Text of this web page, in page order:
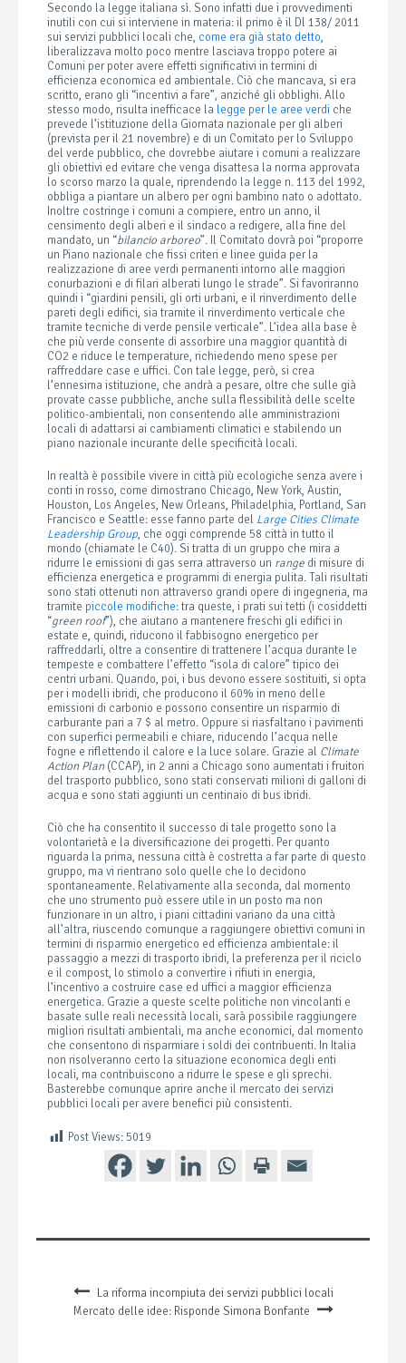
Secondo la legge italiana sì. Sono infatti due i provvedimenti
inutili con cui si interviene in materia: il primo è il Dl 138/ 2011
sui servizi pubblici locali che, come era già stato detto,
liberalizzava molto poco mentre lasciava troppo potere ai
Comuni per poter avere effetti significativi in termini di
efficienza economica ed ambientale. Ciò che mancava, si era
scritto, erano gli “incentivi a fare”, anziché gli obblighi. Allo
stesso modo, risulta inefficace la legge per le aree verdi che
prevede l’istituzione della Giornata nazionale per gli alberi
(prevista per il 21 novembre) e di un Comitato per lo Sviluppo
del verde pubblico, che dovrebbe aiutare i comuni a realizzare
gli obiettivi ed evitare che venga disattesa la norma approvata
lo scorso marzo la quale, riprendendo la legge n. 113 del 1992,
obbliga a piantare un albero per ogni bambino nato o adottato.
Inoltre costringe i comuni a compiere, entro un anno, il
censimento degli alberi e il sindaco a redigere, alla fine del
mandato, un “bilancio arboreo”. Il Comitato dovrà poi “proporre
un Piano nazionale che fissi criteri e linee guida per la
realizzazione di aree verdi permanenti intorno alle maggiori
conurbazioni e di filari alberati lungo le strade”. Si favoriranno
quindi i “giardini pensili, gli orti urbani, e il rinverdimento delle
pareti degli edifici, sia tramite il rinverdimento verticale che
tramite tecniche di verde pensile verticale”. L’idea alla base è
che più verde consente di assorbire una maggior quantità di
CO2 e riduce le temperature, richiedendo meno spese per
raffreddare case e uffici. Con tale legge, però, si crea
l’ennesima istituzione, che andrà a pesare, oltre che sulle già
provate casse pubbliche, anche sulla flessibilità delle scelte
politico-ambientali, non consentendo alle amministrazioni
locali di adattarsi ai cambiamenti climatici e stabilendo un
piano nazionale incurante delle specificità locali.
In realtà è possibile vivere in città più ecologiche senza avere i
conti in rosso, come dimostrano Chicago, New York, Austin,
Houston, Los Angeles, New Orleans, Philadelphia, Portland, San
Francisco e Seattle: esse fanno parte del Large Cities Climate
Leadership Group, che oggi comprende 58 città in tutto il
mondo (chiamate le C40). Si tratta di un gruppo che mira a
ridurre le emissioni di gas serra attraverso un range di misure di
efficienza energetica e programmi di energia pulita. Tali risultati
sono stati ottenuti non attraverso grandi opere di ingegneria, ma
tramite piccole modifiche: tra queste, i prati sui tetti (i cosiddetti
“green roof”), che aiutano a mantenere freschi gli edifici in
estate e, quindi, riducono il fabbisogno energetico per
raffreddarli, oltre a consentire di trattenere l’acqua durante le
tempeste e combattere l’effetto “isola di calore” tipico dei
centri urbani. Quando, poi, i bus devono essere sostituiti, si opta
per i modelli ibridi, che producono il 60% in meno delle
emissioni di carbonio e possono consentire un risparmio di
carburante pari a 7 $ al metro. Oppure si riasfaltano i pavimenti
con superfici permeabili e chiare, riducendo l’acqua nelle
fogne e riflettendo il calore e la luce solare. Grazie al Climate
Action Plan(CCAP), in 2 anni a Chicago sono aumentati i fruitori
del trasporto pubblico, sono stati conservati milioni di galloni di
acqua e sono stati aggiunti un centinaio di bus ibridi.
Ciò che ha consentito il successo di tale progetto sono la
volontarietà e la diversificazione dei progetti. Per quanto
riguarda la prima, nessuna città è costretta a far parte di questo
gruppo, ma vi rientrano solo quelle che lo decidono
spontaneamente. Relativamente alla seconda, dal momento
che uno strumento può essere utile in un posto ma non
funzionare in un altro, i piani cittadini variano da una città
all’altra, riuscendo comunque a raggiungere obiettivi comuni in
termini di risparmio energetico ed efficienza ambientale: il
passaggio a mezzi di trasporto ibridi, la preferenza per il riciclo
e il compost, lo stimolo a convertire i rifiuti in energia,
l’incentivo a costruire case ed uffici a maggior efficienza
energetica. Grazie a queste scelte politiche non vincolanti e
basate sulle reali necessità locali, sarà possibile raggiungere
migliori risultati ambientali, ma anche economici, dal momento
che consentono di risparmiare i soldi dei contribuenti. In Italia
non risolveranno certo la situazione economica degli enti
locali, ma contribuiscono a ridurre le spese e gli sprechi.
Basterebbe comunque aprire anche il mercato dei servizi
pubblici locali per avere benefici più consistenti.
Post Views: 5019
La riforma incompiuta dei servizi pubblici locali
Mercato delle idee: Risponde Simona Bonfante